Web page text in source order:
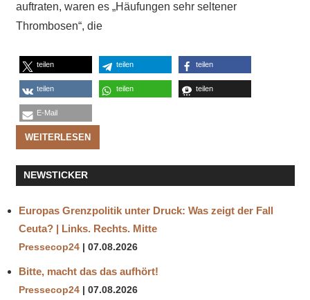
auftraten, waren es „Häufungen sehr seltener
Thrombosen“, die
teilen teilen teilen
teilen teilen teilen
E-Mail
WEITERLESEN
NEWSTICKER
Europas Grenzpolitik unter Druck: Was zeigt der Fall
Ceuta? | Links. Rechts. Mitte
Pressecop24 07.08.2026
Bitte, macht das das aufhört!
Pressecop24 07.08.2026